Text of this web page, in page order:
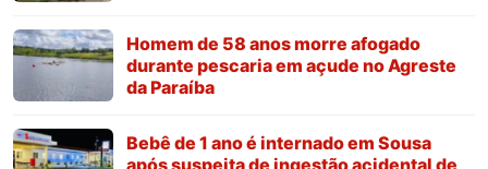
Homem de 58 anos morre afogado
durante pescaria em açude no Agreste
da Paraíba
Bebê de 1 ano é internado em Sousa
após suspeita de ingestão acidental de